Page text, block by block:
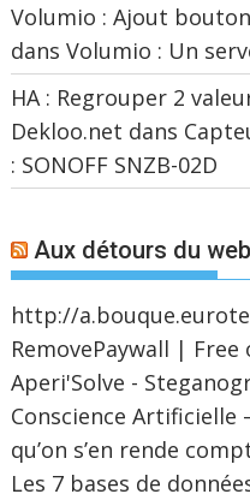
Volumio : Ajout
dansVolumio : Un
HA : Regrouper 2
Dekloo.net dans
: SONOFF SNZB-02D
Aux détours du web
http://
RemovePaywall |
Aperi'Solve -
Conscience
qu’on s’en rende
Les 7 bases de